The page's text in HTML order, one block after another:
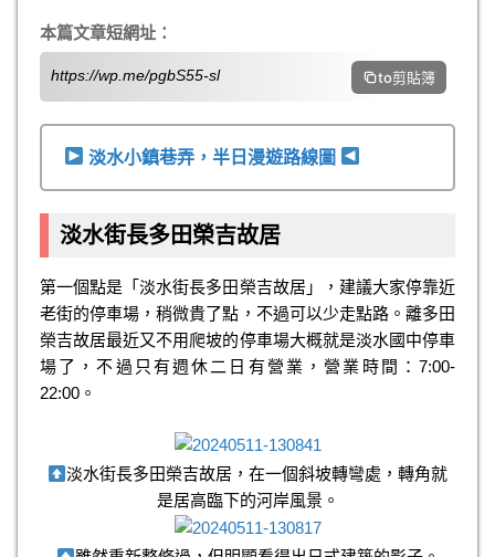
本篇文章短網址：
https://wp.me/pgbS55-sl to剪貼簿
淡水小鎮巷弄，半日漫遊路線圖
淡水街長多田榮吉故居
第一個點是「淡水街長多田榮吉故居」，建議大家停靠近
老街的停車場，稍微貴了點，不過可以少走點路。離多田
榮吉故居最近又不用爬坡的停車場大概就是淡水國中停車
場了，不過只有週休二日有營業，營業時間：7:00-
22:00。
淡水街長多田榮吉故居，在一個斜坡轉彎處，轉角就
是居高臨下的河岸風景。